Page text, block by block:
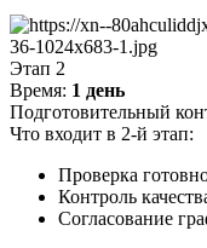
Этап 2
Время: 1 день
Подготовительный
Что входит в 2-й этап:
Проверка
Контроль
Согласование